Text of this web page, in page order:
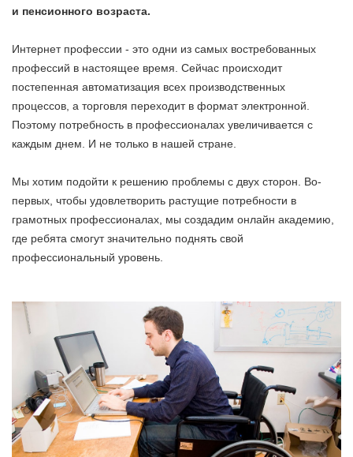
и пенсионного возраста.
Интернет профессии - это одни из самых востребованных
профессий в настоящее время. Сейчас происходит
постепенная автоматизация всех производственных
процессов, а торговля переходит в формат электронной.
Поэтому потребность в профессионалах увеличивается с
каждым днем. И не только в нашей стране.
Мы хотим подойти к решению проблемы с двух сторон. Во-
первых, чтобы удовлетворить растущие потребности в
грамотных профессионалах, мы создадим онлайн академию,
где ребята смогут значительно поднять свой
профессиональный уровень.